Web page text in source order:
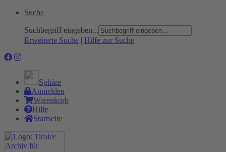
Suche
Suchbegriff eingeben...
Erweiterte Suche | Hilfe zur Suche
Sphäre
Anmelden
Warenkorb
Hilfe
Startseite